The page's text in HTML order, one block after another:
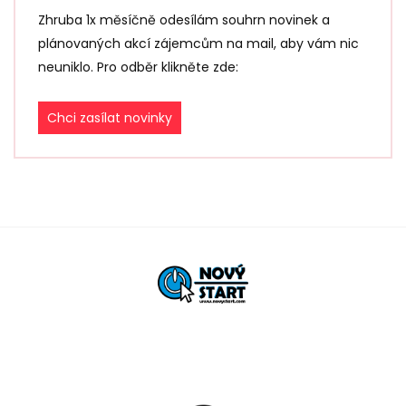
é
Zhruba 1x měsíčně odesílám souhrn novinek a
plánovaných akcí zájemcům na mail, aby vám nic
neuniklo. Pro odběr klikněte zde:
Chci zasílat novinky